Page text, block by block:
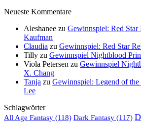
Neueste Kommentare
Aleshanee zu Gewinnspiel: Red Star
Kaufman
Claudia zu Gewinnspiel: Red Star
Tilly zu Gewinnspiel Nightblood
Viola Petersen zu Gewinnspiel
X. Chang
Tanja zu Gewinnspiel: Legend of
Lee
Schlagwörter
All Age Fantasy (118) Dark Fantasy (117)